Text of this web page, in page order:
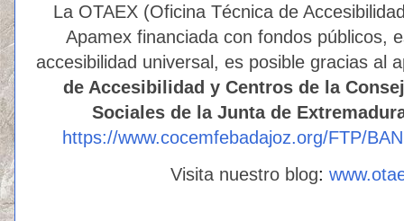
La OTAEX (Oficina Técnica de
Apamex financiada con fondos públicos,
accesibilidad universal, es posible gracias al
de Accesibilidad y Centros de la
Sociales de la Junta de
https://www.cocemfebadajoz.org/FTP/
Visita nuestro blog: